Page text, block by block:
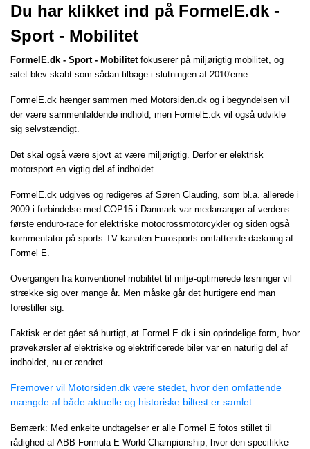
Du har klikket ind på FormelE.dk -
Sport - Mobilitet
FormelE.dk - Sport - Mobilitetfokuserer på miljørigtig mobilitet, og
sitet blev skabt som sådan tilbage i slutningen af 2010'erne.
FormelE.dk hænger sammen med Motorsiden.dk og i begyndelsen vil
der være sammenfaldende indhold, men FormelE.dk vil også udvikle
sig selvstændigt.
Det skal også være sjovt at være miljørigtig. Derfor er elektrisk
motorsport en vigtig del af indholdet.
FormelE.dk udgives og redigeres af Søren Clauding, som bl.a. allerede i
2009 i forbindelse med COP15 i Danmark var medarrangør af verdens
første enduro-race for elektriske motocrossmotorcykler og siden også
kommentator på sports-TV kanalen Eurosports omfattende dækning af
Formel E.
Overgangen fra konventionel mobilitet til miljø-optimerede løsninger vil
strække sig over mange år. Men måske går det hurtigere end man
forestiller sig.
Faktisk er det gået så hurtigt, at Formel E.dk i sin oprindelige form, hvor
prøvekørsler af elektriske og elektrificerede biler var en naturlig del af
indholdet, nu er ændret.
Fremover vil Motorsiden.dk være stedet, hvor den omfattende
mængde af både aktuelle og historiske biltest er samlet.
Bemærk: Med enkelte undtagelser er alle Formel E fotos stillet til
rådighed af ABB Formula E World Championship, hvor den specifikke